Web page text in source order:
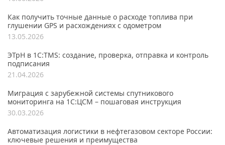
Как получить точные данные о расходе топлива при
глушении GPS и расхождениях с одометром
13.05.2026
ЭТрН в 1С:TMS: создание, проверка, отправка и контроль
подписания
21.04.2026
Миграция с зарубежной системы спутникового
мониторинга на 1С:ЦСМ – пошаговая инструкция
30.03.2026
Автоматизация логистики в нефтегазовом секторе России:
ключевые решения и преимущества